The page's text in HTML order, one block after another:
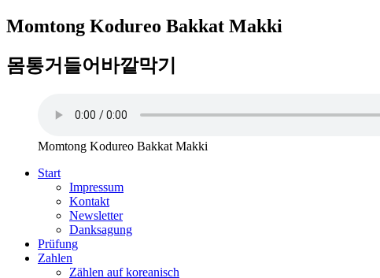
Momtong Kodureo Bakkat Makki
몸통거들어바깥막기
Momtong Kodureo Bakkat Makki
Start
Impressum
Kontakt
Newsletter
Danksagung
Prüfung
Zahlen
Zählen auf koreanisch